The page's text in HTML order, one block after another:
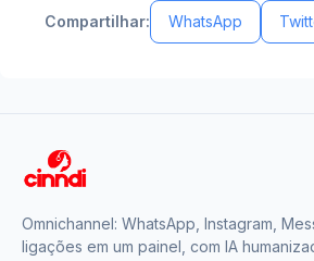
Compartilhar: WhatsApp
Omnichannel: WhatsApp, Instagram,
ligações em um painel, com IA